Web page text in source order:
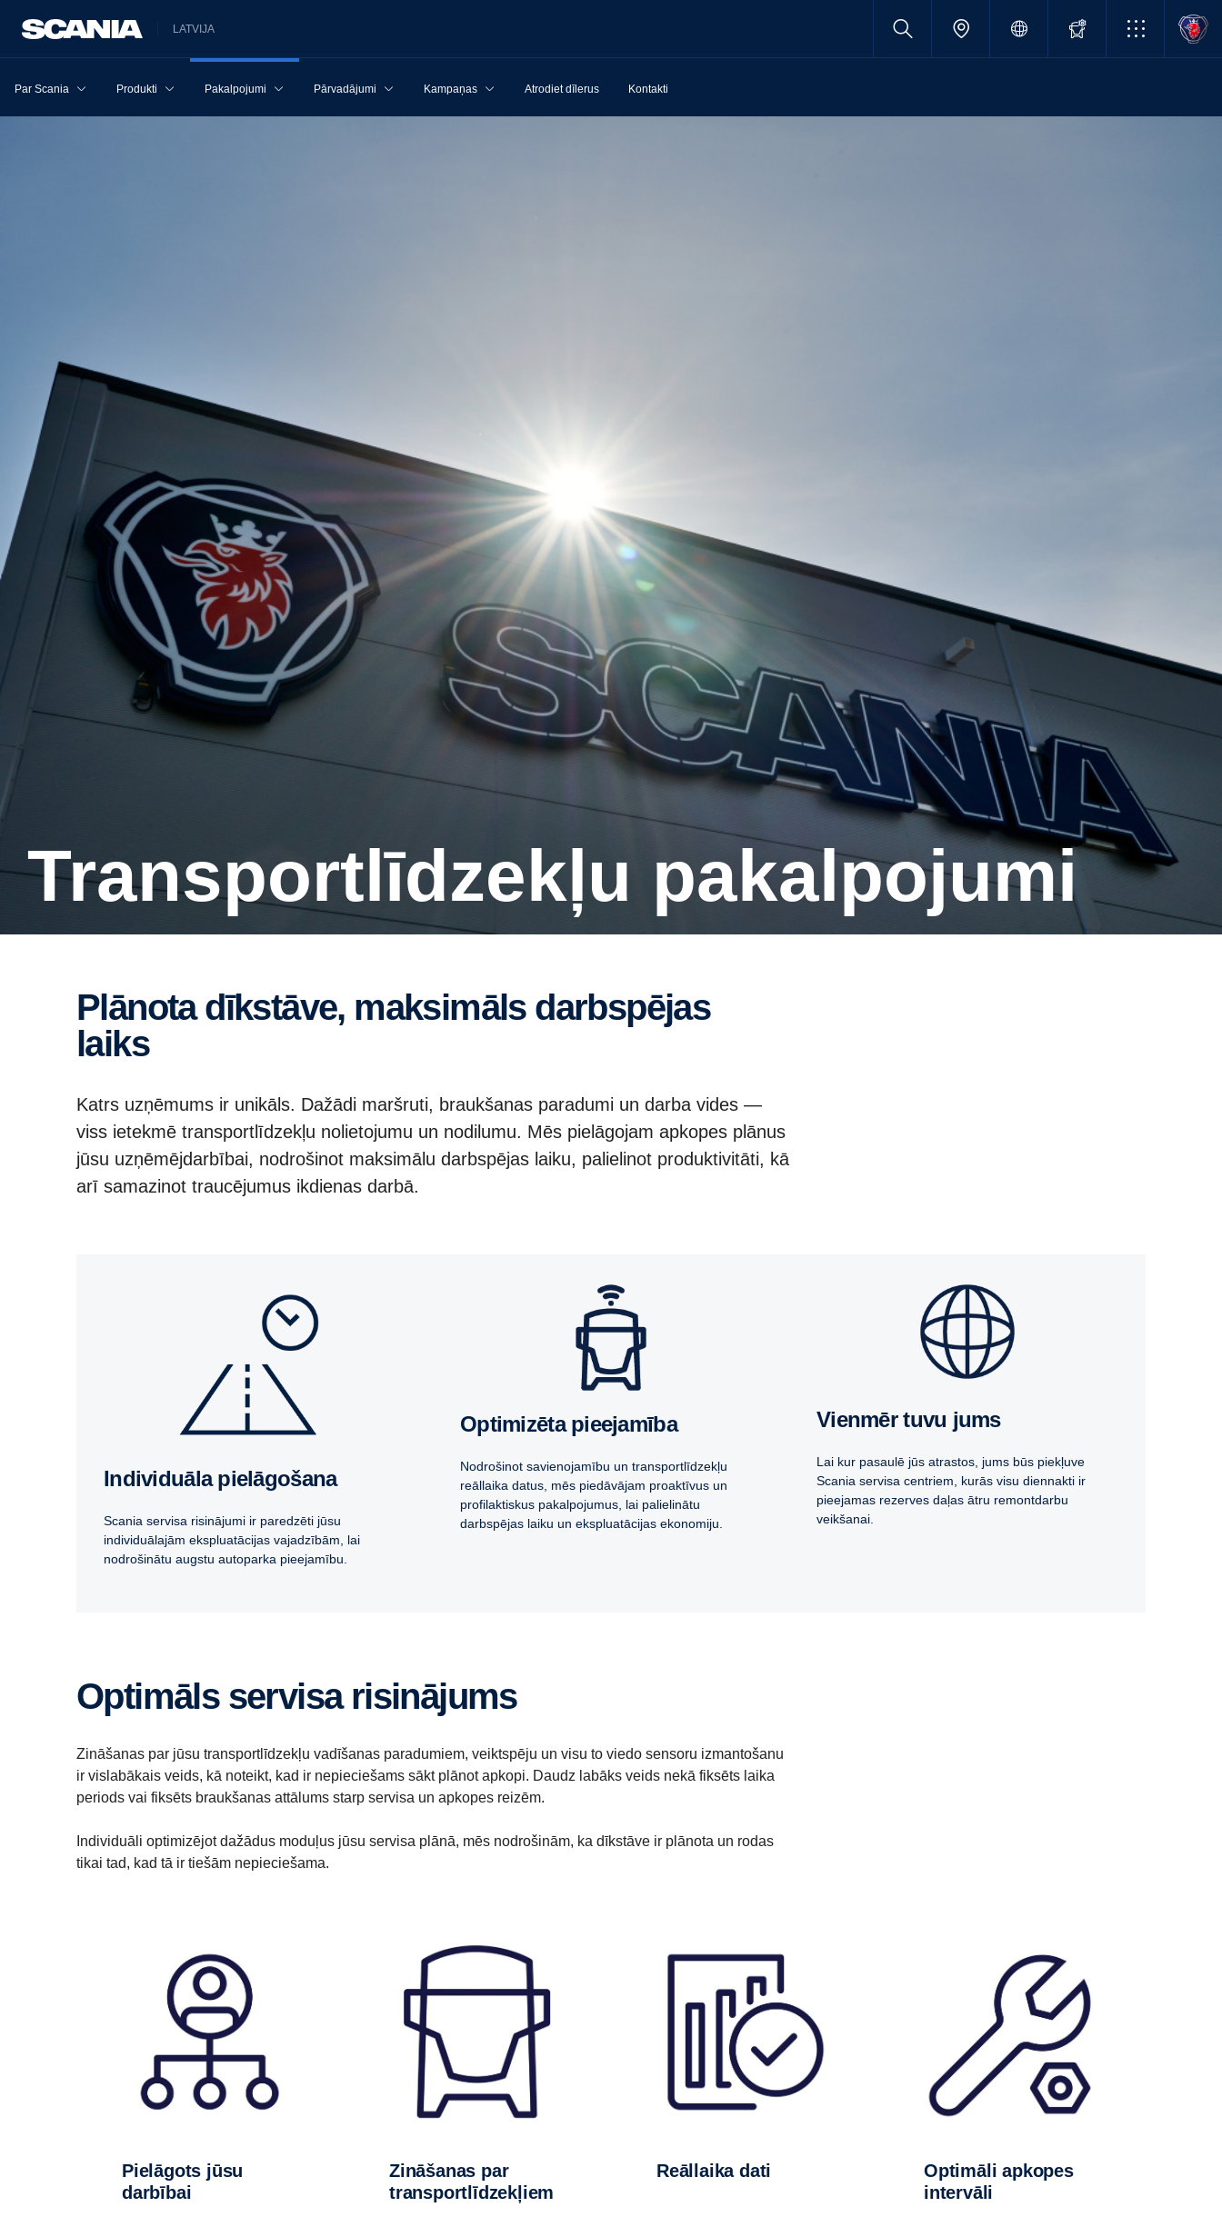
LATVIJA
Par Scania Produkti Pakalpojumi Pārvadājumi Kampaņas Atrodiet dīlerus Kontakti
Transportlīdzekļu pakalpojumi
Plānota dīkstāve, maksimāls darbspējas
laiks
Katrs uzņēmums ir unikāls. Dažādi maršruti, braukšanas paradumi un darba vides —
viss ietekmē transportlīdzekļu nolietojumu un nodilumu. Mēs pielāgojam apkopes plānus
jūsu uzņēmējdarbībai, nodrošinot maksimālu darbspējas laiku, palielinot produktivitāti, kā
arī samazinot traucējumus ikdienas darbā.
Individuāla pielāgošana
Scania servisa risinājumi ir paredzēti jūsu
individuālajām ekspluatācijas vajadzībām, lai
nodrošinātu augstu autoparka pieejamību.
Optimizēta pieejamība
Nodrošinot savienojamību un transportlīdzekļu
reāllaika datus, mēs piedāvājam proaktīvus un
profilaktiskus pakalpojumus, lai palielinātu
darbspējas laiku un ekspluatācijas ekonomiju.
Vienmēr tuvu jums
Lai kur pasaulē jūs atrastos, jums būs piekļuve
Scania servisa centriem, kurās visu diennakti ir
pieejamas rezerves daļas ātru remontdarbu
veikšanai.
Optimāls servisa risinājums
Zināšanas par jūsu transportlīdzekļu vadīšanas paradumiem, veiktspēju un visu to viedo sensoru izmantošanu
ir vislabākais veids, kā noteikt, kad ir nepieciešams sākt plānot apkopi. Daudz labāks veids nekā fiksēts laika
periods vai fiksēts braukšanas attālums starp servisa un apkopes reizēm.
Individuāli optimizējot dažādus moduļus jūsu servisa plānā, mēs nodrošinām, ka dīkstāve ir plānota un rodas
tikai tad, kad tā ir tiešām nepieciešama.
Pielāgots jūsu
darbībai
Zināšanas par
transportlīdzekļiem
Reāllaika dati
Optimāli apkopes
intervāli